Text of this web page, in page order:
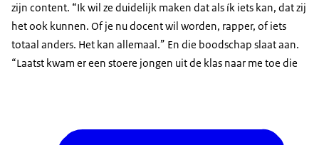
zijn content. “Ik wil ze duidelijk maken dat als ík iets kan, dat zij
het ook kunnen. Of je nu docent wil worden, rapper, of iets
totaal anders. Het kan allemaal.” En die boodschap slaat aan.
“Laatst kwam er een stoere jongen uit de klas naar me toe die